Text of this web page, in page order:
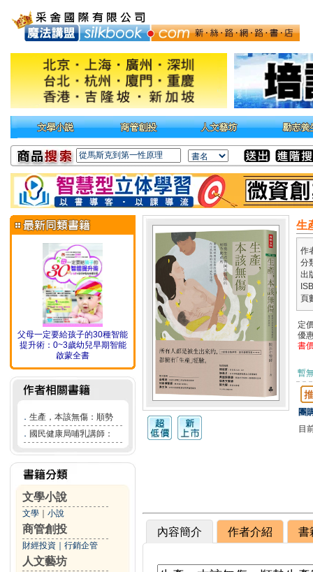
父母一定要給孩子的30種智能
提升術：0~3歲幼兒早期智能
啟蒙全書
． 生產，本該無傷：順勢
． 國民健康局哺乳講師：
文學小說
文學 小說
商管創投
財經投資 行銷企管
人文藝坊
生
作
分
出
頁
定
優
書
暫
團
目
內容簡介 作者介紹 書